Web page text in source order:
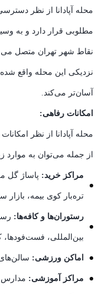
محله آپادانا از نظر
مطلوبی قرار دارد و به
نقاط شهر تهران متصل
نزدیکی این محله واقع
آسان‌تر می‌کند.
امکانات رفاهی:
محله آپادانا از نظر
از جمله می‌توان به موارد
مراکز خرید: پاساژ گل
تره‌بار کوی بیمه،
رستوران‌ها و کافه‌ها:
بین‌المللی، فست‌فودها،
اماکن ورزشی:
مراکز آموزشی: مدارس